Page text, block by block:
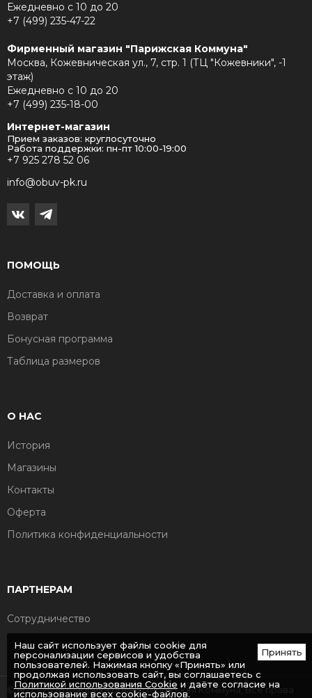
Ежедневно с 10 до 20
+7 (499) 235-47-22
Фирменный магазин "Парижская Коммуна"
Москва, Кожевническая ул., 7, стр. 1 (ТЦ "Кожевники", -1
этаж)
Ежедневно с 10 до 20
+7 (499) 235-18-00
Интернет-магазин
Прием заказов: круглосуточно
Работа поддержки: пн-пт 10:00-19:00
+7 925 278 52 06
info@obuv-pk.ru
ПОМОЩЬ
Доставка и оплата
Возврат
Бонусная программа
Таблица размеров
О НАС
История
Магазины
Контакты
Оферта
Политика конфиденциальности
ПАРТНЕРАМ
Сотрудничество
© 1922 - 2026 Фабрика обуви Парижская Коммуна, Все права
Принять
Наш сайт использует файлы cookie для
персонализации сервисов и удобства
пользователей. Нажимая кнопку «Принять» или
продолжая использовать сайт, вы соглашаетесь с
Политикой использования Cookie и даёте согласие на
использование всех cookie-файлов.